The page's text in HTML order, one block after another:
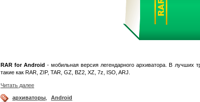
RAR for Android - мобильная версия легендарного архиватора. В лучших
такие как RAR, ZIP, TAR, GZ, BZ2, XZ, 7z, ISO, ARJ.
Читать далее
архиваторы Android